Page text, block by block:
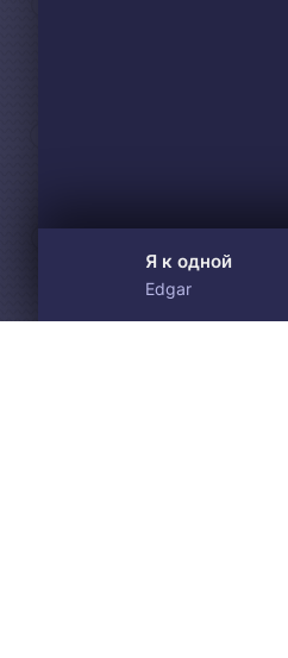
Я к одной
Edgar